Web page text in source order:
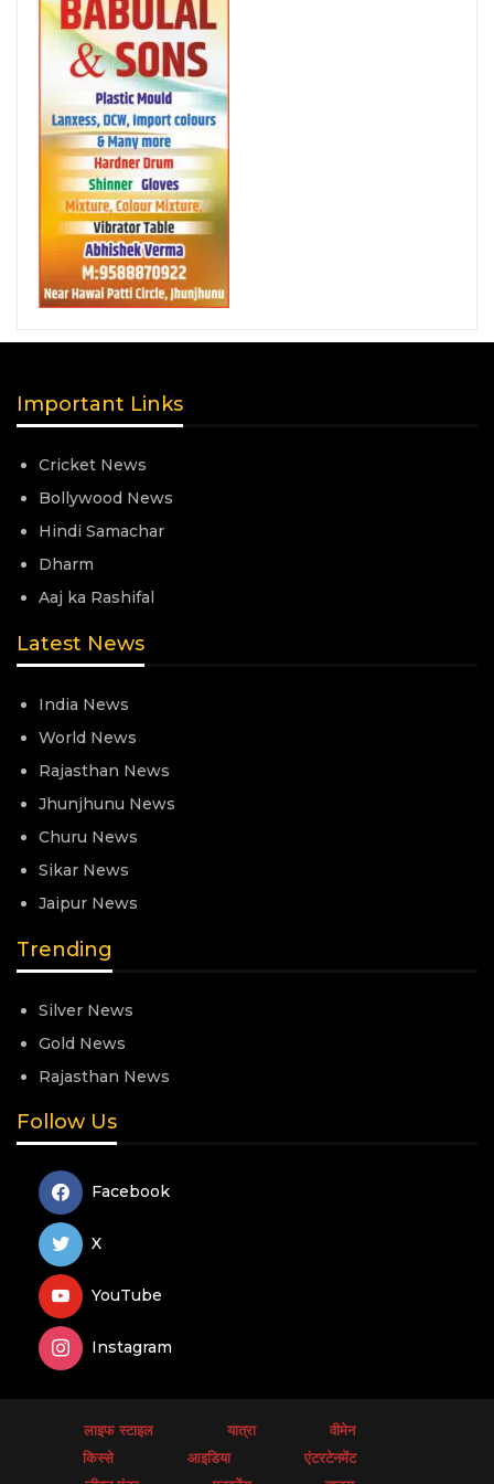
Important Links
Cricket News
Bollywood News
Hindi Samachar
Dharm
Aaj ka Rashifal
Latest News
India News
World News
Rajasthan News
Jhunjhunu News
Churu News
Sikar News
Jaipur News
Trending
Silver News
Gold News
Rajasthan News
Follow Us
Facebook
X
YouTube
Instagram
लाइफ स्टाइल यात्रा
वीमेन
किस्से
आइडिया
एंटरटेनमेंट